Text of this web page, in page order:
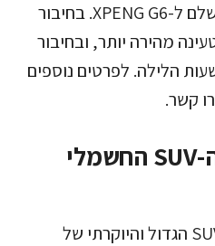
Type 2 מתאימה באופן מושלם ל-XPENG G6. בחיבור
מהירה יותר, ובחיבור
הלילה. לפרטים נוספים
קשר.
XPENG G9 – רכב ה-SUV החשמלי
ה-XPENG G9 הוא רכב ה-SUV הגדול והיוקרתי של